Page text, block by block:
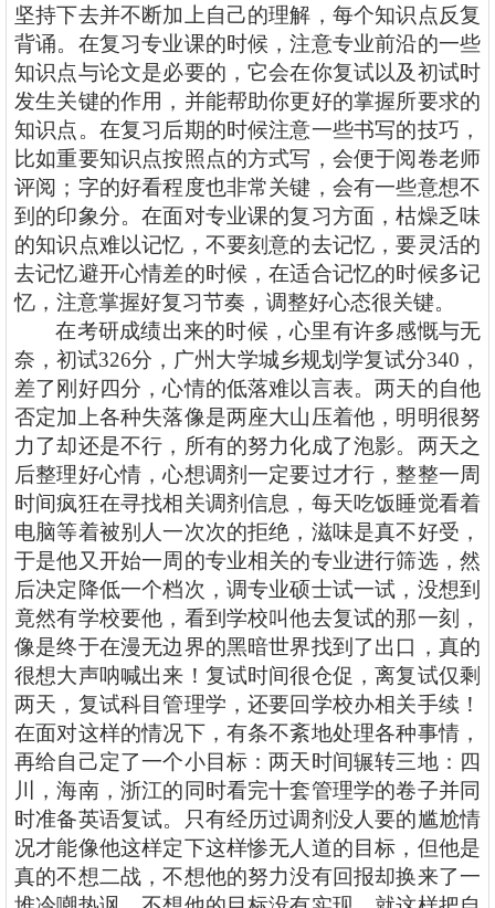
坚持下去并不断加上自己的理解，每个知识点反复
背诵。在复习专业课的时候，注意专业前沿的一些
知识点与论文是必要的，它会在你复试以及初试时
发生关键的作用，并能帮助你更好的掌握所要求的
知识点。在复习后期的时候注意一些书写的技巧，
比如重要知识点按照点的方式写，会便于阅卷老师
评阅；字的好看程度也非常关键，会有一些意想不
到的印象分。在面对专业课的复习方面，枯燥乏味
的知识点难以记忆，不要刻意的去记忆，要灵活的
去记忆避开心情差的时候，在适合记忆的时候多记
忆，注意掌握好复习节奏，调整好心态很关键。
在考研成绩出来的时候，心里有许多感慨与无
奈，初试326分，广州大学城乡规划学复试分340，
差了刚好四分，心情的低落难以言表。两天的自他
否定加上各种失落像是两座大山压着他，明明很努
力了却还是不行，所有的努力化成了泡影。两天之
后整理好心情，心想调剂一定要过才行，整整一周
时间疯狂在寻找相关调剂信息，每天吃饭睡觉看着
电脑等着被别人一次次的拒绝，滋味是真不好受，
于是他又开始一周的专业相关的专业进行筛选，然
后决定降低一个档次，调专业硕士试一试，没想到
竟然有学校要他，看到学校叫他去复试的那一刻，
像是终于在漫无边界的黑暗世界找到了出口，真的
很想大声呐喊出来！复试时间很仓促，离复试仅剩
两天，复试科目管理学，还要回学校办相关手续！
在面对这样的情况下，有条不紊地处理各种事情，
再给自己定了一个小目标：两天时间辗转三地：四
川，海南，浙江的同时看完十套管理学的卷子并同
时准备英语复试。只有经历过调剂没人要的尴尬情
况才能像他这样定下这样惨无人道的目标，但他是
真的不想二战，不想他的努力没有回报却换来了一